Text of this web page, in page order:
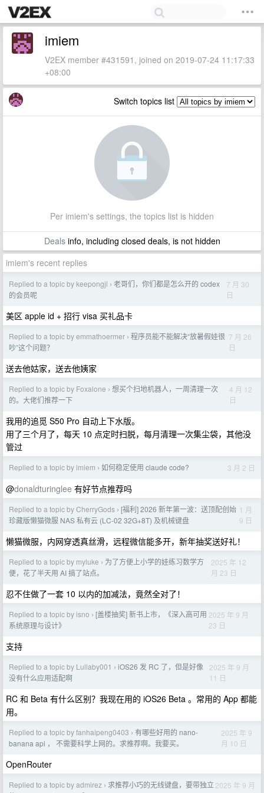
imiem
V2EX member #431591, joined on 2019-07-24 11:17:33
+08:00
Switch topics list
Per imiem's settings, the topics list is hidden
Dealsinfo, including closed deals, is not hidden
imiem's recent replies
Replied to a topic by keepongjl › 老哥们，你们都是怎么开的 codex
的会员呢
7 月 30
日
美区 apple id + 招行 visa 买礼品卡
Replied to a topic by emmathoermer › 程序员能不能解决“放暑假娃很
吵”这个问题？
7 月 26
日
送去他姑家，送去他姨家
Replied to a topic by Foxalone › 想买个扫地机器人，一周清理一次
的。大佬们推荐一下
4 月 12
日
我用的追觅 S50 Pro 自动上下水版。
用了三个月了，每天 10 点定时扫脱，每月清理一次集尘袋，其他没
管过
Replied to a topic by imiem › 如何稳定使用 claude code? 3 月 2 日
@donaldturinglee 有好节点推荐吗
Replied to a topic by CherryGods › [福利] 2026 新年第一波：送顶配创始
珍藏版懒猫微服 NAS 私有云 (LC-02 32G+8T) 及机械键盘
1 月
9 日
懒猫微服，内网穿透真丝滑，远程微信能多开，新年抽奖送好礼！
Replied to a topic by myluke › 为了方便上小学的娃练习数学方
便，花了半天用 AI 搞了站点。
2025 年 12
月 23 日
忍不住做了一套 10 以内的加减法，竟然全对了！
Replied to a topic by isno › [盖楼抽奖] 新书上市，《深入高可用
系统原理与设计》
2025 年 9 月
23 日
支持
Replied to a topic by Lullaby001 › iOS26 发 RC 了，但是好像
没有什么应用适配啊
2025 年 9 月
11 日
RC 和 Beta 有什么区别？我现在用的 iOS26 Beta 。常用的 App 都能
用。
Replied to a topic by fanhaipeng0403 › 有哪些好用的 nano-
banana api ， 不需要科学上网的。求推荐啊。我要买。
2025 年 9
月 10 日
OpenRouter
Replied to a topic by admirez › 求推荐小巧的无线键盘，要带独立 2025 年 9 月